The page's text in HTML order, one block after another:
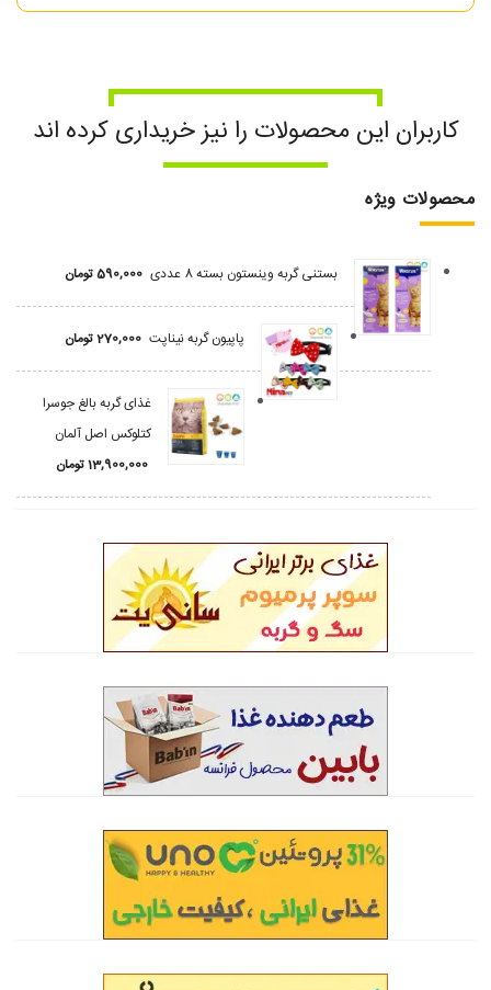
کاربران این محصولات را نیز خریداری کرده اند
محصولات ویژه
بستنی گربه وینستون بسته 8 عددی 590,000تومان
پاپیون گربه نیناپت 270,000تومان
غذای گربه بالغ جوسرا
کتلوکس اصل آلمان
13,900,000تومان